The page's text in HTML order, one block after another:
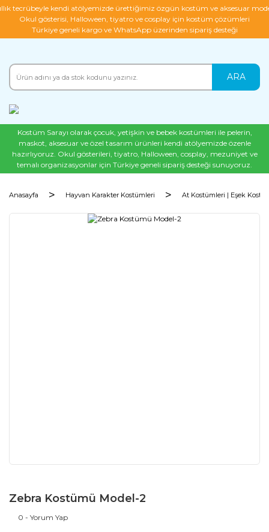
tecrübeyle kendi atölyemizde ürettiğimiz özgün kostüm ve aksesuar
Okul gösterisi, Halloween, tiyatro ve cosplay için kostüm çözümleri
Türkiye geneli kargo ve WhatsApp üzerinden sipariş desteği
ARA
Kostüm Sarayı olarak çocuk, yetişkin ve bebek kostümleri ile pelerin,
maskot, aksesuar ve özel tasarım ürünleri kendi atölyemizde özenle
hazırlıyoruz. Okul gösterileri, tiyatro, Halloween, cosplay, mezuniyet ve
temalı organizasyonlar için Türkiye geneli sipariş desteği sunuyoruz.
Anasayfa Hayvan Karakter Kostümleri At Kostümleri | Eşek
Zebra Kostümü Model-2
0 - Yorum Yap